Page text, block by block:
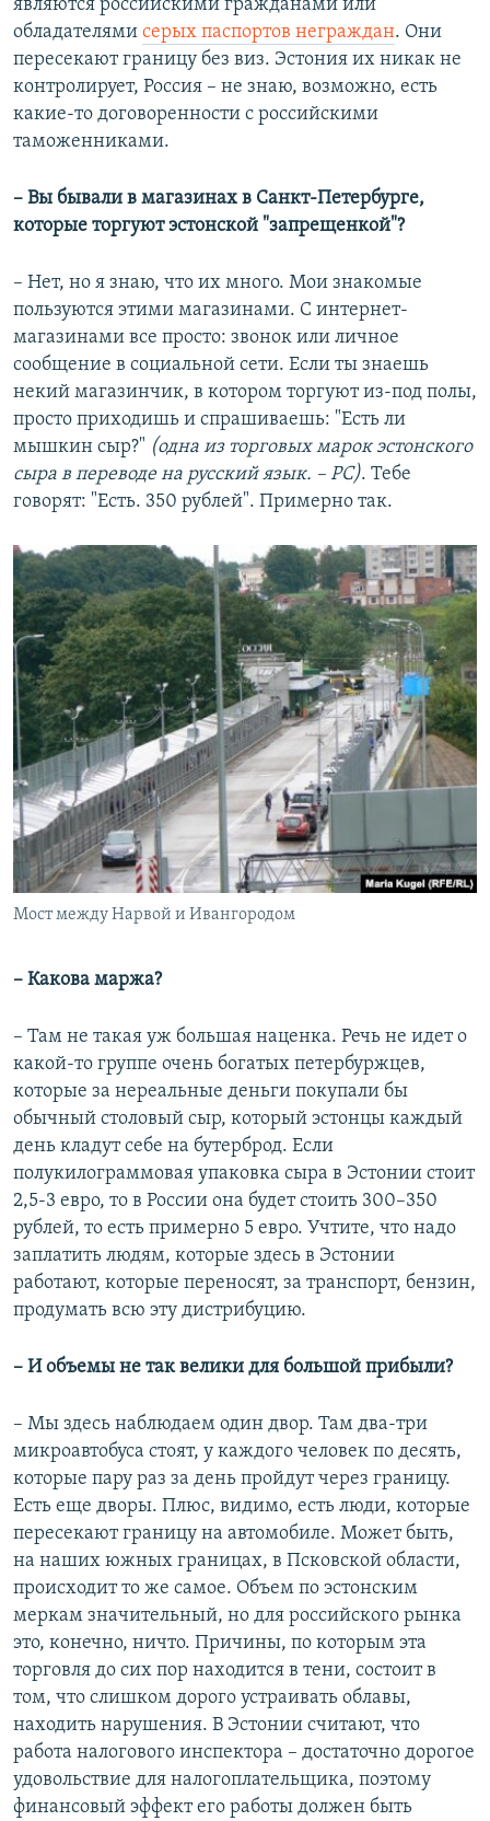
являются российскими гражданами или
обладателями серых паспортов неграждан. Они
пересекают границу без виз. Эстония их никак не
контролирует, Россия – не знаю, возможно, есть
какие-то договоренности с российскими
таможенниками.
– Вы бывали в магазинах в Санкт-Петербурге,
которые торгуют эстонской "запрещенкой"?
– Нет, но я знаю, что их много. Мои знакомые
пользуются этими магазинами. С интернет-
магазинами все просто: звонок или личное
сообщение в социальной сети. Если ты знаешь
некий магазинчик, в котором торгуют из-под полы,
просто приходишь и спрашиваешь: "Есть ли
мышкин сыр?" (одна из торговых марок эстонского
сыра в переводе на русский язык. – РС). Тебе
говорят: "Есть. 350 рублей". Примерно так.
Мост между Нарвой и Ивангородом
– Какова маржа?
– Там не такая уж большая наценка. Речь не идет о
какой-то группе очень богатых петербуржцев,
которые за нереальные деньги покупали бы
обычный столовый сыр, который эстонцы каждый
день кладут себе на бутерброд. Если
полукилограммовая упаковка сыра в Эстонии стоит
2,5-3 евро, то в России она будет стоить 300–350
рублей, то есть примерно 5 евро. Учтите, что надо
заплатить людям, которые здесь в Эстонии
работают, которые переносят, за транспорт, бензин,
продумать всю эту дистрибуцию.
– И объемы не так велики для большой прибыли?
– Мы здесь наблюдаем один двор. Там два-три
микроавтобуса стоят, у каждого человек по десять,
которые пару раз за день пройдут через границу.
Есть еще дворы. Плюс, видимо, есть люди, которые
пересекают границу на автомобиле. Может быть,
на наших южных границах, в Псковской области,
происходит то же самое. Объем по эстонским
меркам значительный, но для российского рынка
это, конечно, ничто. Причины, по которым эта
торговля до сих пор находится в тени, состоит в
том, что слишком дорого устраивать облавы,
находить нарушения. В Эстонии считают, что
работа налогового инспектора – достаточно дорогое
удовольствие для налогоплательщика, поэтому
финансовый эффект его работы должен быть